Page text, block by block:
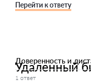
Перейти к ответу
Доверенность и
Удаленный
1 ответ